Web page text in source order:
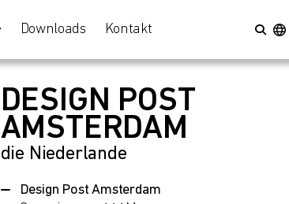
Downloads Kontakt
DESIGN POST
AMSTERDAM
die Niederlande
Design Post Amsterdam